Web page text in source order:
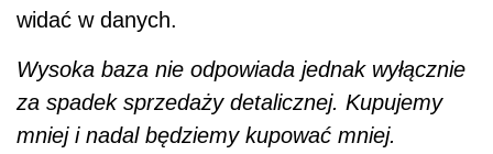
widać w danych.
Wysoka baza nie odpowiada jednak wyłącznie
za spadek sprzedaży detalicznej. Kupujemy
mniej i nadal będziemy kupować mniej.